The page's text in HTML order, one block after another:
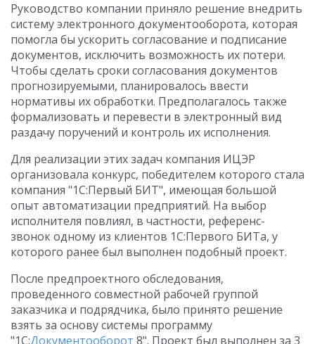
Руководство компании приняло решение внедрить
систему электронного документооборота, которая
помогла бы ускорить согласование и подписание
документов, исключить возможность их потери.
Чтобы сделать сроки согласования документов
прогнозируемыми, планировалось ввести
нормативы их обработки. Предполагалось также
формализовать и перевести в электронный вид
раздачу поручений и контроль их исполнения.
Для реализации этих задач компания ИЦЭР
организовала конкурс, победителем которого стала
компания "1С:Первый БИТ", имеющая большой
опыт автоматизации предприятий. На выбор
исполнителя повлиял, в частности, референс-
звонок одному из клиентов 1С:Первого БИТа, у
которого ранее был выполнен подобный проект.
После предпроектного обследования,
проведенного совместной рабочей группой
заказчика и подрядчика, было принято решение
взять за основу системы программу
"1С:Документооборот 8". Проект был выполнен за 3